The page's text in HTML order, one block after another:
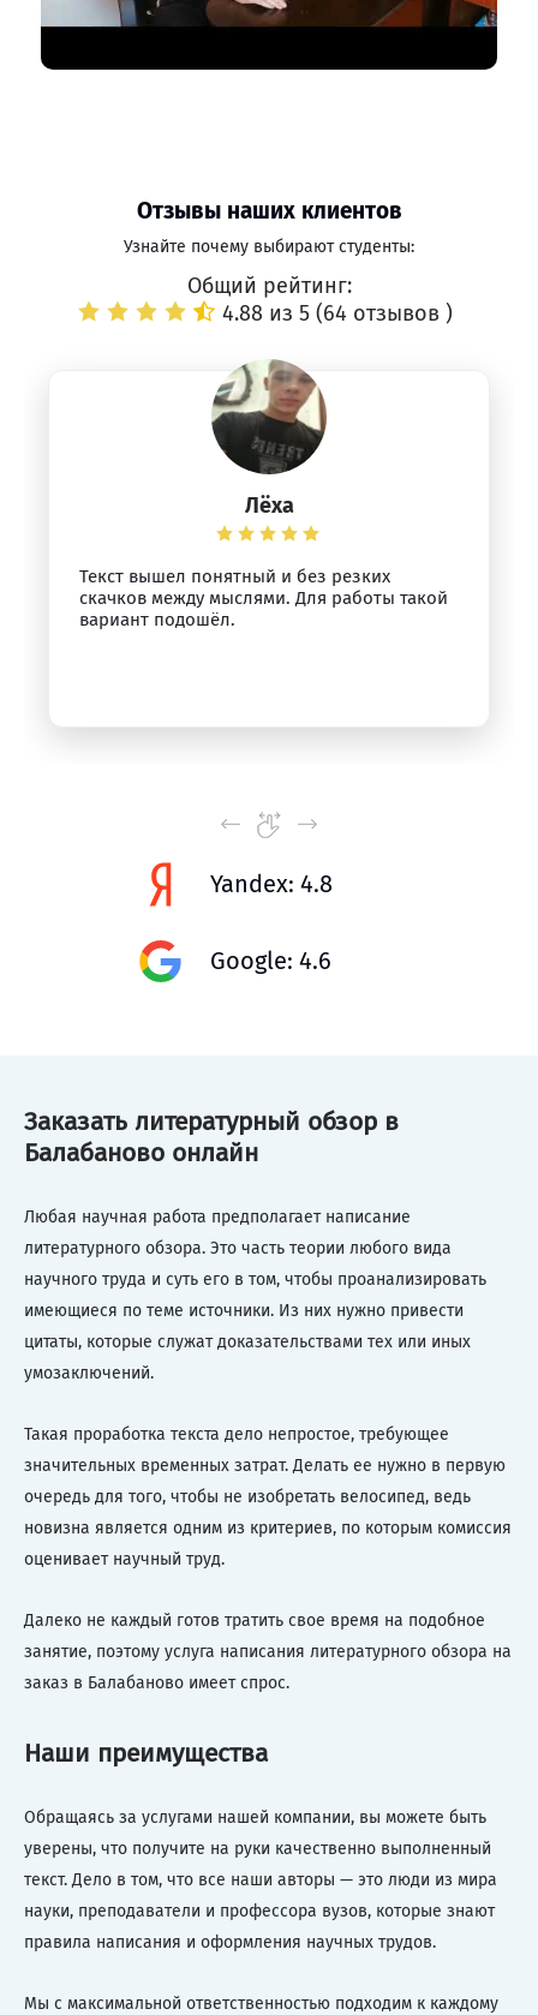
Отзывы наших клиентов
Узнайте почему выбирают студенты:
Общий рейтинг:
4.88 из 5 (64 отзывов )
Лёха
Текст вышел понятный и без резких
скачков между мыслями. Для работы такой
вариант подошёл.
Yandex: 4.8
Google: 4.6
Заказать литературный обзор в
Балабаново онлайн
Любая научная работа предполагает написание
литературного обзора. Это часть теории любого вида
научного труда и суть его в том, чтобы проанализировать
имеющиеся по теме источники. Из них нужно привести
цитаты, которые служат доказательствами тех или иных
умозаключений.
Такая проработка текста дело непростое, требующее
значительных временных затрат. Делать ее нужно в первую
очередь для того, чтобы не изобретать велосипед, ведь
новизна является одним из критериев, по которым комиссия
оценивает научный труд.
Далеко не каждый готов тратить свое время на подобное
занятие, поэтому услуга написания литературного обзора на
заказ в Балабаново имеет спрос.
Наши преимущества
Обращаясь за услугами нашей компании, вы можете быть
уверены, что получите на руки качественно выполненный
текст. Дело в том, что все наши авторы — это люди из мира
науки, преподаватели и профессора вузов, которые знают
правила написания и оформления научных трудов.
Мы с максимальной ответственностью подходим к каждому